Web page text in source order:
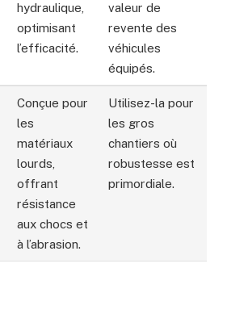
hydraulique,
optimisant
l’efficacité.
valeur de
revente des
véhicules
équipés.
Conçue pour
les
matériaux
lourds,
offrant
résistance
aux chocs et
à l’abrasion.
Utilisez-la pour
les gros
chantiers où
robustesse est
primordiale.